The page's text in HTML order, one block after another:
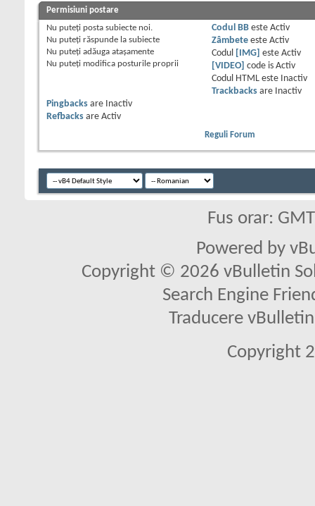
Permisiuni postare
Nu puteţi posta subiecte noi.
Nu puteţi răspunde la subiecte
Nu puteţi adăuga ataşamente
Nu puteţi modifica posturile proprii
Codul BBeste Activ
Zâmbeteeste Activ
Codul
[IMG] este Activ
[VIDEO]
code is Activ
Codul HTML este
Inactiv
Trackbacksare
Inactiv
Pingbacks are
Inactiv
Refbacks are Activ
Reguli Forum
Fus orar:
Powered by
Copyright © 2026 vBulletin
Search Engine
Traducere
Copyright